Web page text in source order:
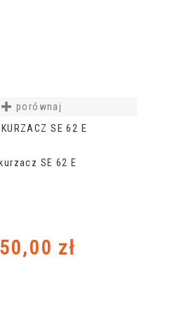
porównaj
SE 62 E
zł